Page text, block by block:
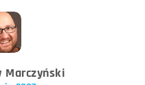
Marczyński